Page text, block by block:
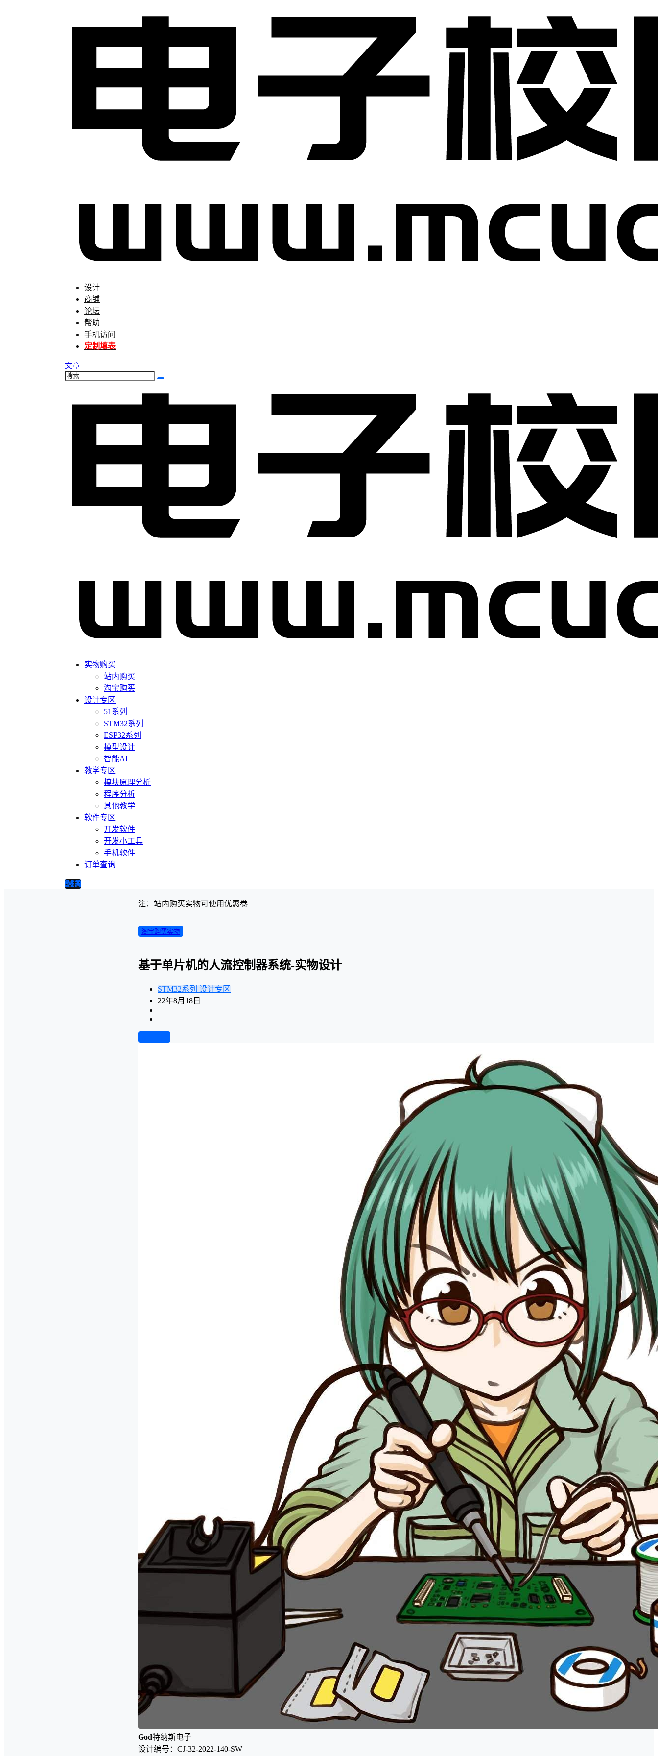
设计
商铺
论坛
帮助
手机访问
定制填表
文章
实物购买
站内购买
淘宝购买
设计专区
51系列
STM32系列
ESP32系列
模型设计
智能AI
教学专区
模块原理分析
程序分析
其他教学
软件专区
开发软件
开发小工具
手机软件
订单查询
投稿
注：站内购买实物可使用优惠卷
淘宝购买实物
基于单片机的人流控制器系统-实物设计
STM32系列 设计专区
22年8月18日
God特纳斯电子
设计编号：CJ-32-2022-140-SW